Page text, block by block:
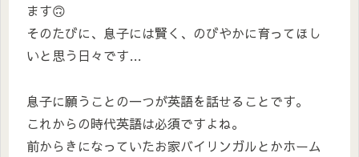
ます🙃
そのたびに、息子には賢く、のびやかに育ってほし
いと思う日々です…
息子に願うことの一つが英語を話せることです。
これからの時代英語は必須ですよね。
前からきになっていたお家バイリンガルとかホーム